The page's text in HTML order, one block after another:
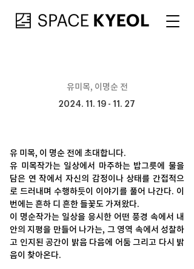
유미목, 이명순 전
2024. 11. 19 - 11. 27
유 미목, 이 명순 전에 초대합니다.
유 미목작가는 일상에서 마주하는 밥그릇에 물을
담은 연 작에서 자신의 감정이나 상태를 간접적으
로 드러내며 수행하듯이 이야기를 풀어 나간다. 이
번에는 흔하 디 흔한 들꽃도 가져왔다.
이 명순작가는 일상을 응시한 어떤 풍경 속에서 내
안의 지평을 만들어 나가는, 그 영역 속에서 성찰하
고 인지된 공간이 밝음 다음에 어둠 그리고 다시 밝
음이 찾아온다.